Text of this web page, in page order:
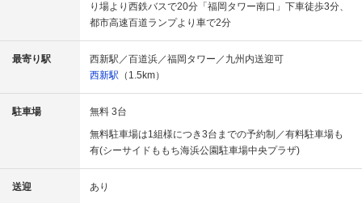
り場より西鉄バスで20分「福岡タワー南口」下車徒歩3分、
都市高速百道ランプより車で2分
最寄り駅
西新駅／百道浜／福岡タワー／九州内送迎可
西新駅 （1.5km）
駐車場
無料 3台
無料駐車場は1組様につき3台までの予約制／有料駐車場も
有(シーサイドももち海浜公園駐車場中央プラザ)
送迎
あり